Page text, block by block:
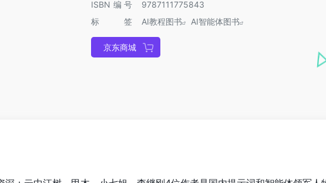
ISBN编号
9787111775843
标签
AI教程图书 AI智能体图书
京东商城